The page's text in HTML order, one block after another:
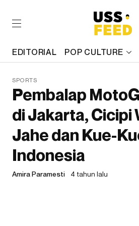
EDITORIAL POP CULTURE
SPORTS
Pembalap
di Jakarta, Cicipi
Jahe dan Kue-
Indonesia
Amira Paramesti 4 tahun lalu